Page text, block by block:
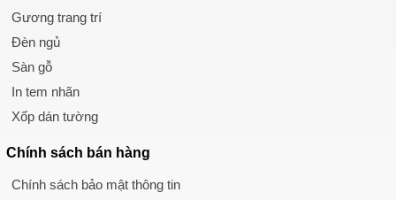
Gương trang trí
Đèn ngủ
Sàn gỗ
In tem nhãn
Xốp dán tường
Chính sách bán hàng
Chính sách bảo mật thông tin